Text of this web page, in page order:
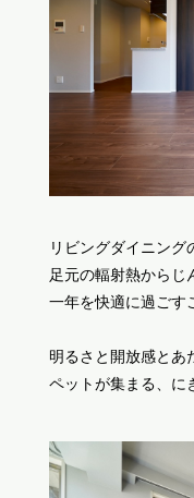
リビングダイニング
足元の輻射熱からじ
一年を快適に過ごす
明るさと開放感とあ
ペットが集まる、に